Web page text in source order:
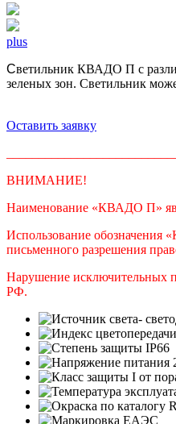
plus
Светильник КВАДО П с
зеленых зон. Светильник
Оставить заявку
ВНИМАНИЕ!
Наименование «КВАДО П»
Использование обозначения
письменного разрешения
Нарушение исключительных
РФ.